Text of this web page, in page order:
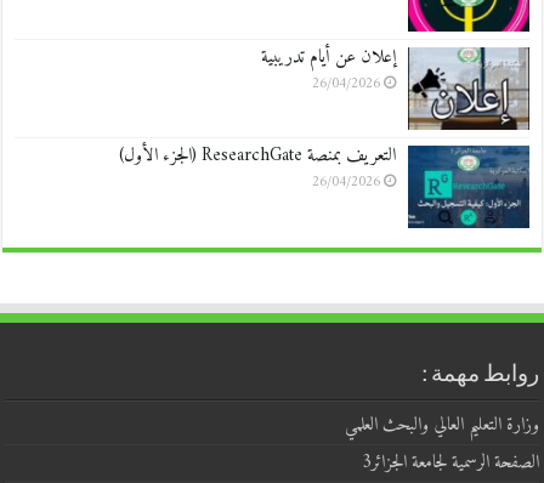
إعلان عن أيام تدريبية
26/04/2026
التعريف بمنصة ResearchGate (الجزء الأول)
26/04/2026
روابط مهمة :
وزارة التعليم العالي والبحث العلمي
الصفحة الرسمية لجامعة الجزائر3